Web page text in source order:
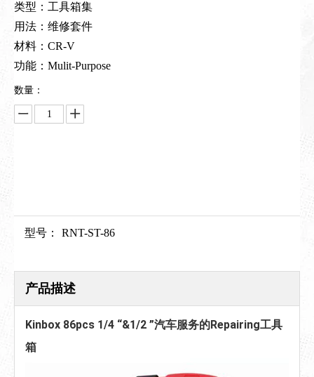
类型：工具箱集
用法：维修套件
材料：CR-V
功能：Mulit-Purpose
数量：
型号： RNT-ST-86
产品描述
Kinbox 86pcs 1/4 “&1/2 ”汽车服务的Repairing工具
箱